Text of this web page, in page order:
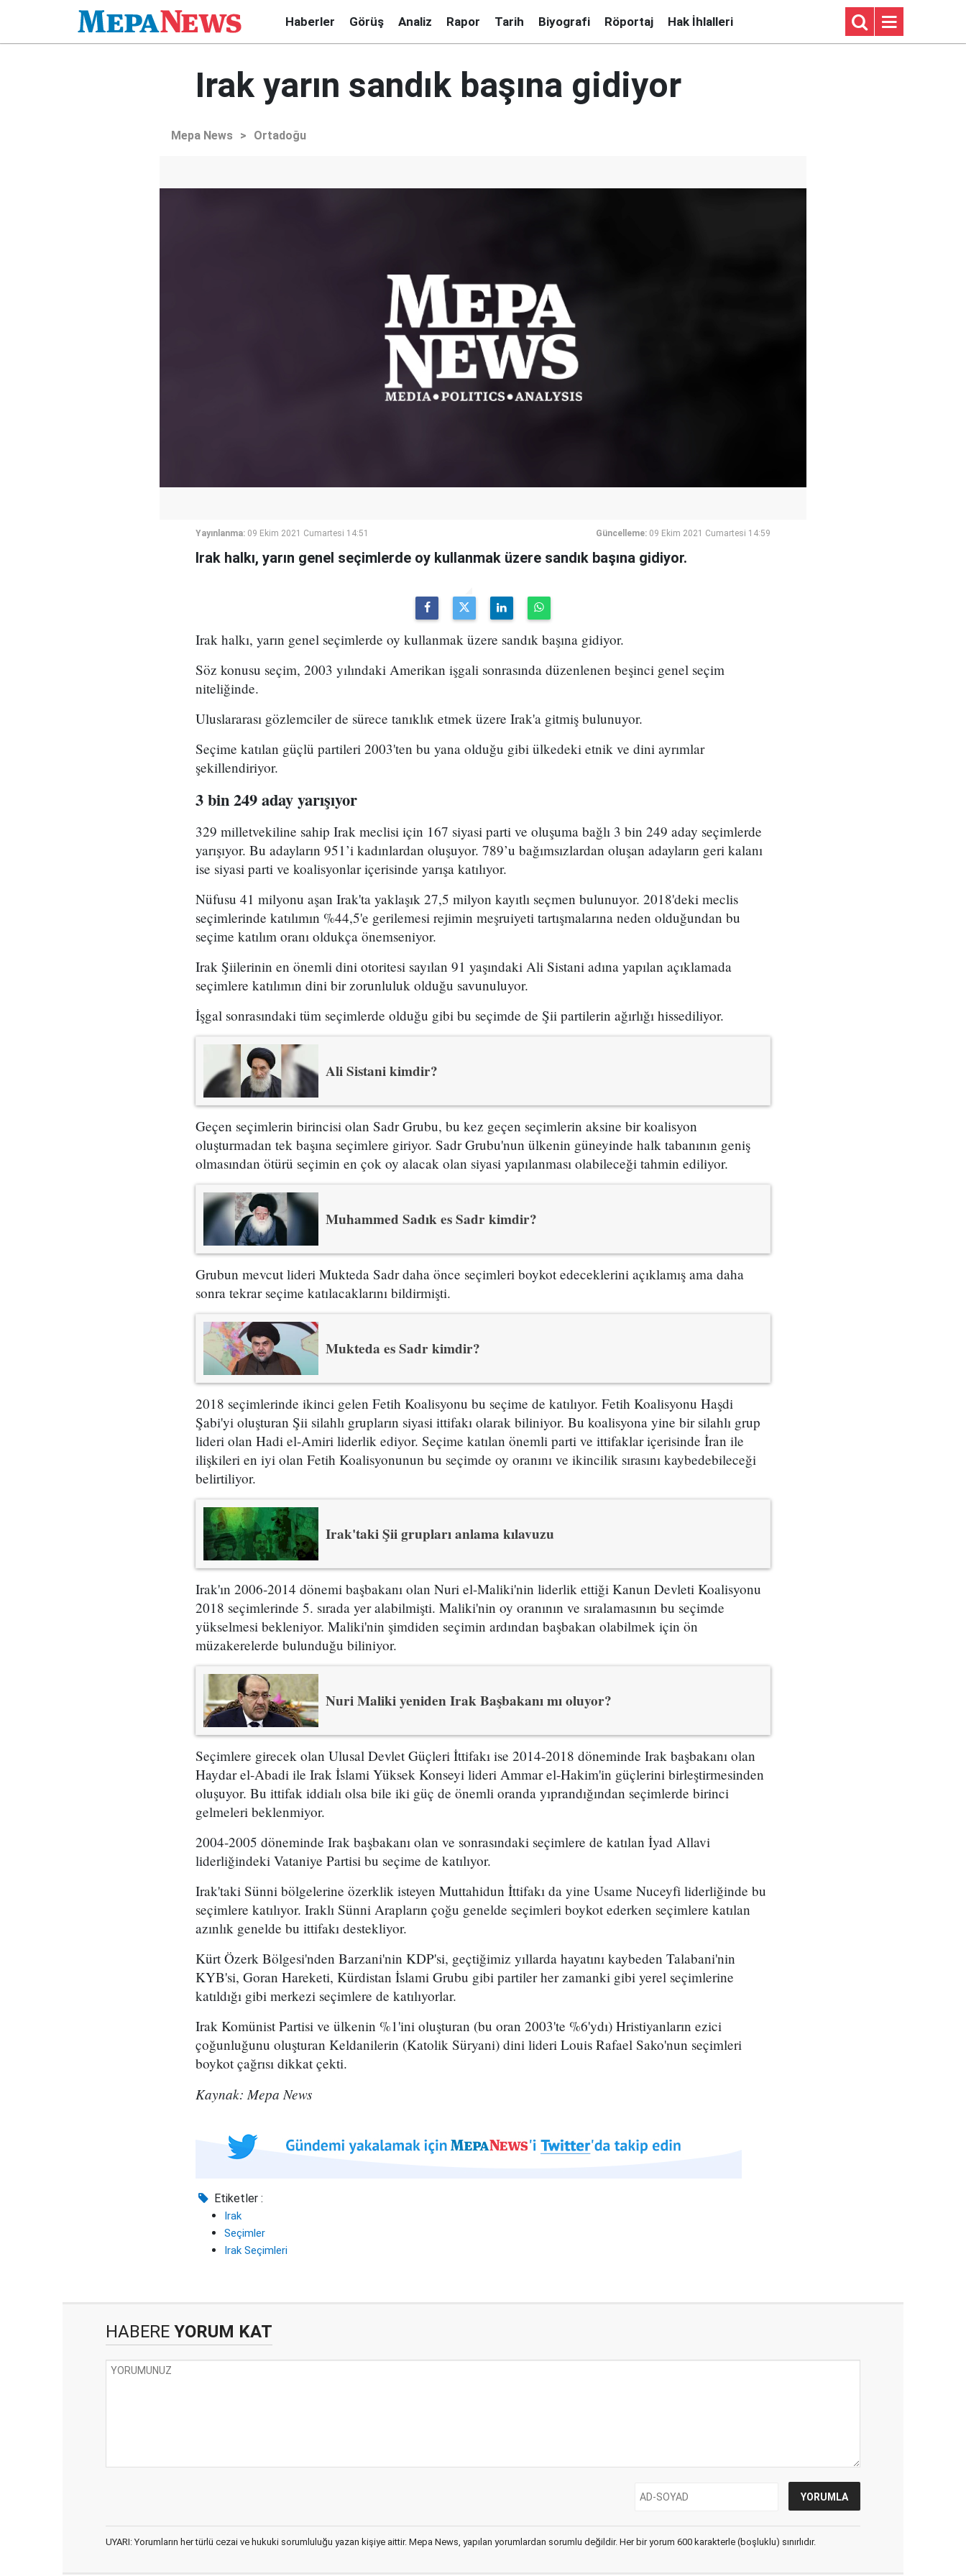
Haberler Görüş Analiz Rapor Tarih Biyografi Röportaj Hak İhlalleri
Irak yarın sandık başına gidiyor
Mepa News > Ortadoğu
Yayınlanma: 09 Ekim 2021 Cumartesi 14:51 Güncelleme: 09 Ekim 2021 Cumartesi 14:59
Irak halkı, yarın genel seçimlerde oy kullanmak üzere sandık başına gidiyor.
Irak halkı, yarın genel seçimlerde oy kullanmak üzere sandık başına gidiyor.
Söz konusu seçim, 2003 yılındaki Amerikan işgali sonrasında düzenlenen beşinci genel seçim
niteliğinde.
Uluslararası gözlemciler de sürece tanıklık etmek üzere Irak'a gitmiş bulunuyor.
Seçime katılan güçlü partileri 2003'ten bu yana olduğu gibi ülkedeki etnik ve dini ayrımlar
şekillendiriyor.
3 bin 249 aday yarışıyor
329 milletvekiline sahip Irak meclisi için 167 siyasi parti ve oluşuma bağlı 3 bin 249 aday seçimlerde
yarışıyor. Bu adayların 951’i kadınlardan oluşuyor. 789’u bağımsızlardan oluşan adayların geri kalanı
ise siyasi parti ve koalisyonlar içerisinde yarışa katılıyor.
Nüfusu 41 milyonu aşan Irak'ta yaklaşık 27,5 milyon kayıtlı seçmen bulunuyor. 2018'deki meclis
seçimlerinde katılımın %44,5'e gerilemesi rejimin meşruiyeti tartışmalarına neden olduğundan bu
seçime katılım oranı oldukça önemseniyor.
Irak Şiilerinin en önemli dini otoritesi sayılan 91 yaşındaki Ali Sistani adına yapılan açıklamada
seçimlere katılımın dini bir zorunluluk olduğu savunuluyor.
İşgal sonrasındaki tüm seçimlerde olduğu gibi bu seçimde de Şii partilerin ağırlığı hissediliyor.
Ali Sistani kimdir?
Geçen seçimlerin birincisi olan Sadr Grubu, bu kez geçen seçimlerin aksine bir koalisyon
oluşturmadan tek başına seçimlere giriyor. Sadr Grubu'nun ülkenin güneyinde halk tabanının geniş
olmasından ötürü seçimin en çok oy alacak olan siyasi yapılanması olabileceği tahmin ediliyor.
Muhammed Sadık es Sadr kimdir?
Grubun mevcut lideri Mukteda Sadr daha önce seçimleri boykot edeceklerini açıklamış ama daha
sonra tekrar seçime katılacaklarını bildirmişti.
Mukteda es Sadr kimdir?
2018 seçimlerinde ikinci gelen Fetih Koalisyonu bu seçime de katılıyor. Fetih Koalisyonu Haşdi
Şabi'yi oluşturan Şii silahlı grupların siyasi ittifakı olarak biliniyor. Bu koalisyona yine bir silahlı grup
lideri olan Hadi el-Amiri liderlik ediyor. Seçime katılan önemli parti ve ittifaklar içerisinde İran ile
ilişkileri en iyi olan Fetih Koalisyonunun bu seçimde oy oranını ve ikincilik sırasını kaybedebileceği
belirtiliyor.
Irak'taki Şii grupları anlama kılavuzu
Irak'ın 2006-2014 dönemi başbakanı olan Nuri el-Maliki'nin liderlik ettiği Kanun Devleti Koalisyonu
2018 seçimlerinde 5. sırada yer alabilmişti. Maliki'nin oy oranının ve sıralamasının bu seçimde
yükselmesi bekleniyor. Maliki'nin şimdiden seçimin ardından başbakan olabilmek için ön
müzakerelerde bulunduğu biliniyor.
Nuri Maliki yeniden Irak Başbakanı mı oluyor?
Seçimlere girecek olan Ulusal Devlet Güçleri İttifakı ise 2014-2018 döneminde Irak başbakanı olan
Haydar el-Abadi ile Irak İslami Yüksek Konseyi lideri Ammar el-Hakim'in güçlerini birleştirmesinden
oluşuyor. Bu ittifak iddialı olsa bile iki güç de önemli oranda yıprandığından seçimlerde birinci
gelmeleri beklenmiyor.
2004-2005 döneminde Irak başbakanı olan ve sonrasındaki seçimlere de katılan İyad Allavi
liderliğindeki Vataniye Partisi bu seçime de katılıyor.
Irak'taki Sünni bölgelerine özerklik isteyen Muttahidun İttifakı da yine Usame Nuceyfi liderliğinde bu
seçimlere katılıyor. Iraklı Sünni Arapların çoğu genelde seçimleri boykot ederken seçimlere katılan
azınlık genelde bu ittifakı destekliyor.
Kürt Özerk Bölgesi'nden Barzani'nin KDP'si, geçtiğimiz yıllarda hayatını kaybeden Talabani'nin
KYB'si, Goran Hareketi, Kürdistan İslami Grubu gibi partiler her zamanki gibi yerel seçimlerine
katıldığı gibi merkezi seçimlere de katılıyorlar.
Irak Komünist Partisi ve ülkenin %1'ini oluşturan (bu oran 2003'te %6'ydı) Hristiyanların ezici
çoğunluğunu oluşturan Keldanilerin (Katolik Süryani) dini lideri Louis Rafael Sako'nun seçimleri
boykot çağrısı dikkat çekti.
Kaynak: Mepa News
Etiketler :
Irak
Seçimler
Irak Seçimleri
HABERE YORUM KAT
UYARI: Yorumların her türlü cezai ve hukuki sorumluluğu yazan kişiye aittir. Mepa News, yapılan yorumlardan sorumlu değildir. Her bir yorum 600 karakterle (boşluklu) sınırlıdır.